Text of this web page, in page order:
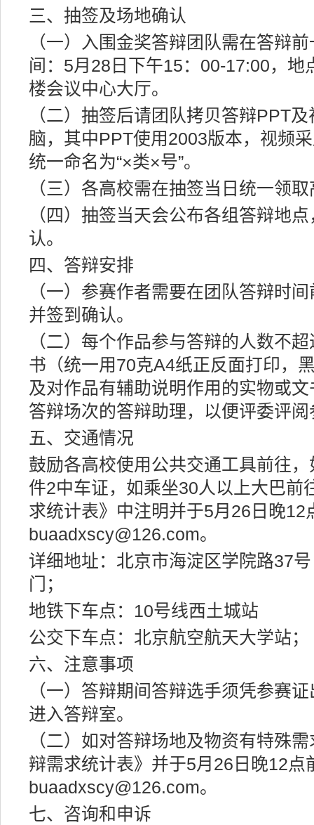
三、抽签及场地确认
（一）入围金奖答辩团队需在答辩
间：5月28日下午15：00-17:00，地
楼会议中心大厅。
（二）抽签后请团队拷贝答辩PPT
脑，其中PPT使用2003版本，视频
统一命名为“×类×号”。
（三）各高校需在抽签当日统一领
（四）抽签当天会公布各组答辩地
认。
四、答辩安排
（一）参赛作者需要在团队答辩时
并签到确认。
（二）每个作品参与答辩的人数不
书（统一用70克A4纸正反面打印，
及对作品有辅助说明作用的实物或
答辩场次的答辩助理，以便评委评阅
五、交通情况
鼓励各高校使用公共交通工具前往
件2中车证，如乘坐30人以上大巴前
求统计表》中注明并于5月26日晚12
buaadxscy@126.com。
详细地址：北京市海淀区学院路37
门；
地铁下车点：10号线西土城站
公交下车点：北京航空航天大学站；
六、注意事项
（一）答辩期间答辩选手须凭参赛
进入答辩室。
（二）如对答辩场地及物资有特殊
辩需求统计表》并于5月26日晚12点
buaadxscy@126.com。
七、咨询和申诉